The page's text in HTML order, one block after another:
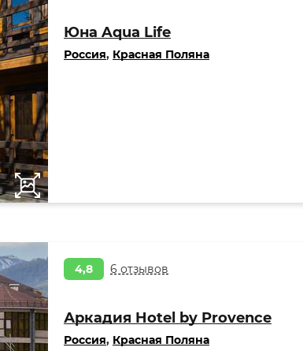
Юна Aqua Life
Россия, Красная Поляна
4,8 6 отзывов
Аркадия Hotel by Provence
Россия, Красная Поляна